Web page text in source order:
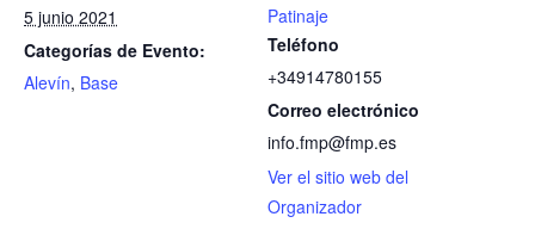
5 junio 2021
Categorías de Evento:
Alevín, Base
Patinaje
Teléfono
+34914780155
Correo electrónico
info.fmp@fmp.es
Ver el sitio web del
Organizador